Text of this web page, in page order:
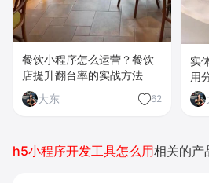
餐饮小程序怎么运营？餐饮
店提升翻台率的实战方法
大东
62
实
用
h5小程序开发工具怎么用相关的产